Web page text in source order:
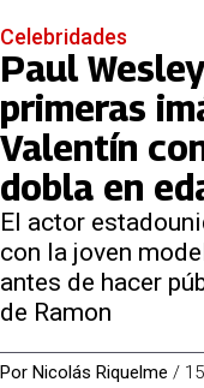
Celebridades
Paul
primeras
Valentín
dobla en
El actor
con la joven
antes de hacer
de Ramon
Por Nicolás Riquelme /